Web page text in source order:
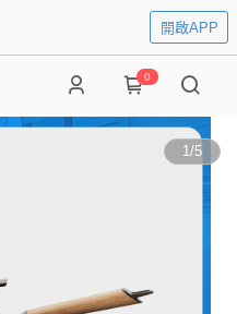
開啟APP
0
1/5